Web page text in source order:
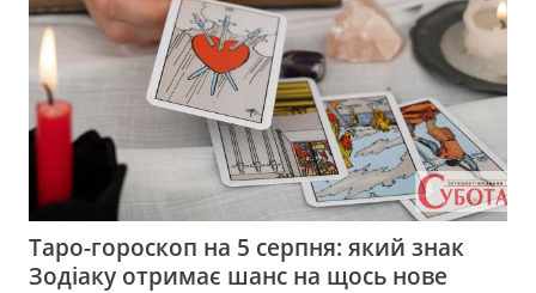
Таро-гороскоп на 5 серпня: який знак
Зодіаку отримає шанс на щось нове